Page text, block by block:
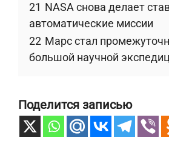
21 NASA снова делает
автоматические миссии
22 Марс стал
большой научной
Поделится записью